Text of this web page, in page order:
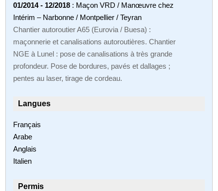
01/2014 - 12/2018 : Maçon VRD / Manœuvre chez
Intérim – Narbonne / Montpellier / Teyran
Chantier autoroutier A65 (Eurovia / Buesa) :
maçonnerie et canalisations autoroutières. Chantier
NGE à Lunel : pose de canalisations à très grande
profondeur. Pose de bordures, pavés et dallages ;
pentes au laser, tirage de cordeau.
Langues
Français
Arabe
Anglais
Italien
Permis